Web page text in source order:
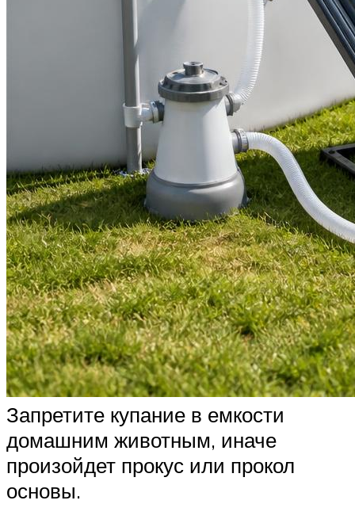
Запретите купание в емкости
домашним животным, иначе
произойдет прокус или прокол
основы.